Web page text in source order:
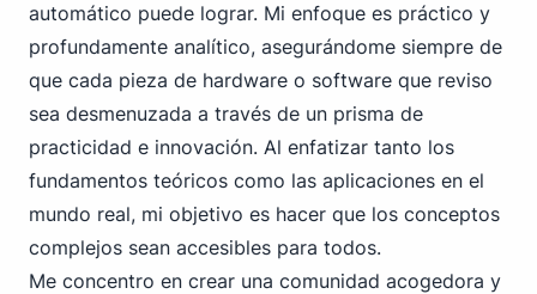
automático puede lograr. Mi enfoque es práctico y
profundamente analítico, asegurándome siempre de
que cada pieza de hardware o software que reviso
sea desmenuzada a través de un prisma de
practicidad e innovación. Al enfatizar tanto los
fundamentos teóricos como las aplicaciones en el
mundo real, mi objetivo es hacer que los conceptos
complejos sean accesibles para todos.
Me concentro en crear una comunidad acogedora y